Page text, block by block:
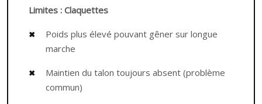
Limites : Claquettes
Poids plus élevé pouvant gêner sur longue
marche
Maintien du talon toujours absent (problème
commun)